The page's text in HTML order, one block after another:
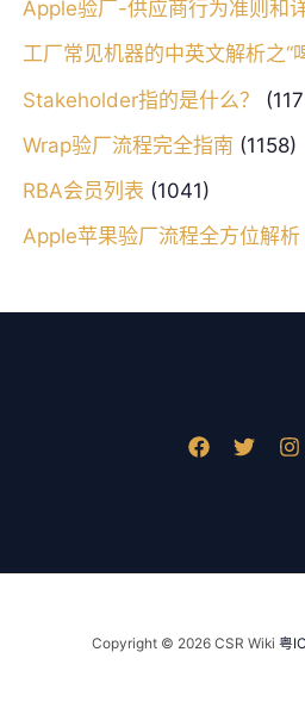
Apple验厂-供应商行为准则和
工厂常见机器的中英文解析之“
Stakeholder指的是什么？
Wrap验厂流程完全指南 (1158)
RBA会员列表 (1041)
Apple苹果验厂流程全方位解析
Copyright © 2026 CSR Wiki 粤